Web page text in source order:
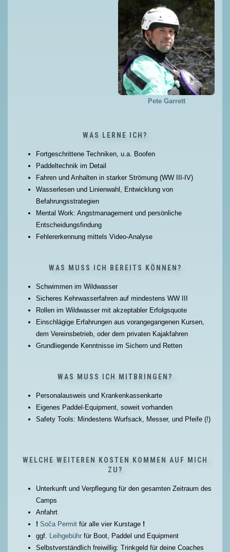
Pete Garrett
WAS LERNE ICH?
Fortgeschrittene Techniken, u.a. Boofen
Paddeltechnik im Detail
Fahren und Anhalten in starker Strömung (WW III-IV)
Wasserlesen und Linienwahl, Entwicklung von
Befahrungsstrategien
Mental Work: Angstmanagement und persönliche
Entscheidungsfindung
Fehlererkennung mittels Video-Analyse
WAS MUSS ICH BEREITS KÖNNEN?
Schwimmen im Wildwasser
Sicheres Kehrwasserfahren auf mindestens WW III
Rollen im Wildwasser mit akzeptabler Erfolgsquote
Einschlägige Erfahrungen aus vorangegangenen Kursen,
dem Vereinsbetrieb, oder dem privaten Kajakfahren
Grundliegende Kenntnisse im Sichern und Retten
WAS MUSS ICH MITBRINGEN?
Personalausweis und Krankenkassenkarte
Eigenes Paddel-Equipment, soweit vorhanden
Safety Tools: Mindestens Wurfsack, Messer, und Pfeife (!)
WELCHE WEITEREN KOSTEN KOMMEN AUF MICH
ZU?
Unterkunft und Verpflegung für den gesamten Zeitraum des
Camps
Anfahrt
! Soča Permit für alle vier Kurstage !
ggf. Leihgebühr für Boot, Paddel und Equipment
Selbstverständlich freiwillig: Trinkgeld für deine Coaches